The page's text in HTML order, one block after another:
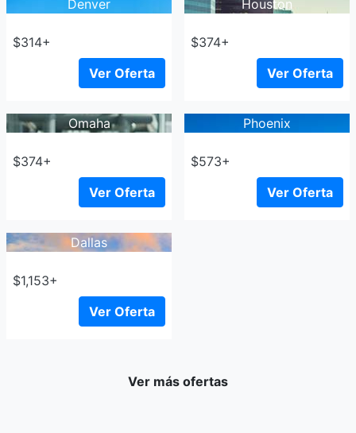
Denver
$314+
Ver Oferta
Houston
$374+
Ver Oferta
Omaha
$374+
Ver Oferta
Phoenix
$573+
Ver Oferta
Dallas
$1,153+
Ver Oferta
Ver más ofertas